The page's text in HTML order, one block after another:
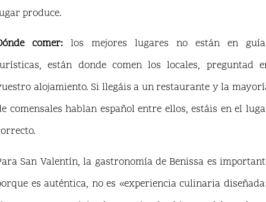
produce.
comer: los mejores lugares no están en
están donde comen los locales, preguntad
alojamiento. Si llegáis a un restaurante y la
comensales hablan español entre ellos, estáis en el
San Valentín, la gastronomía de Benissa es
es auténtica, no es «experiencia culinaria